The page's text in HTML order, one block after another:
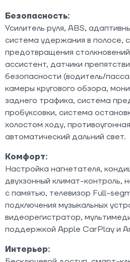
Безопасность:
Усилитель руля, ABS,
система удержания в полосе,
предотвращения
ассистент, датчики
безопасности (водитель/
камеры кругового обзора,
заднего трафика, система
пробуксовки, система
холостом ходу,
автоматический дальний свет.
Комфорт:
Настройка нагнетателя,
двухзонный климат-контроль,
с памятью, телевизор Full-
подключения музыкальных
видеорегистратор,
поддержкой Apple CarPlay и
Интерьер: